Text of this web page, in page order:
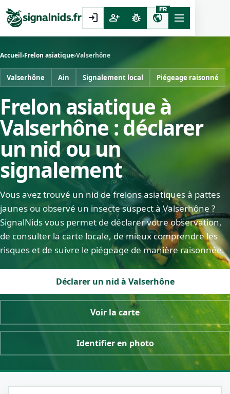
login person_add pest_control public
FR
Accueil›Frelon asiatique›Valserhône
Valserhône Ain Signalement local Piégeage raisonné
Frelon asiatique à
Valserhône : déclarer
un nid ou un
signalement
Vous avez trouvé un nid de frelons asiatiques à pattes
jaunes ou observé un insecte suspect à Valserhône ?
SignalNids vous permet de déclarer votre observation,
de consulter la carte locale, de mieux comprendre les
risques et de suivre le piégeage de manière raisonnée.
Déclarer un nid à Valserhône
Voir la carte
Identifier en photo